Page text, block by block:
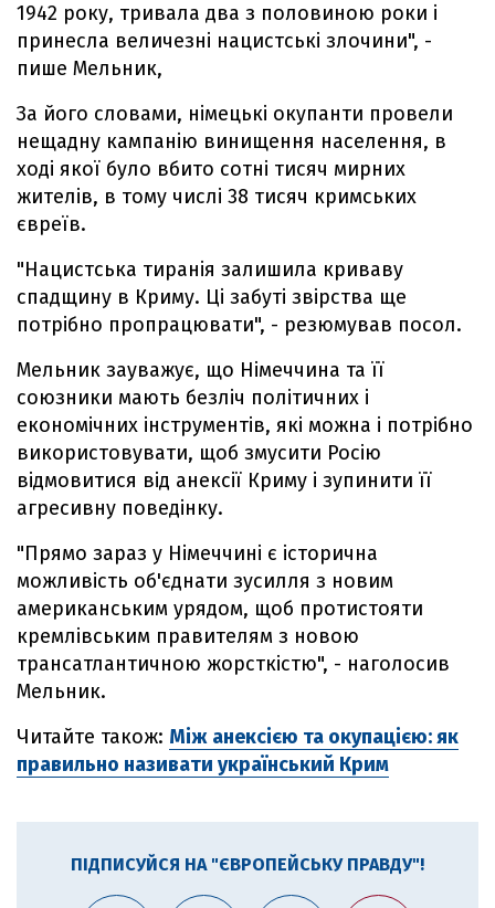
1942 року, тривала два з половиною роки і
принесла величезні нацистські злочини", -
пише Мельник,
За його словами, німецькі окупанти провели
нещадну кампанію винищення населення, в
ході якої було вбито сотні тисяч мирних
жителів, в тому числі 38 тисяч кримських
євреїв.
"Нацистська тиранія залишила криваву
спадщину в Криму. Ці забуті звірства ще
потрібно пропрацювати", - резюмував посол.
Мельник зауважує, що Німеччина та її
союзники мають безліч політичних і
економічних інструментів, які можна і потрібно
використовувати, щоб змусити Росію
відмовитися від анексії Криму і зупинити її
агресивну поведінку.
"Прямо зараз у Німеччині є історична
можливість об'єднати зусилля з новим
американським урядом, щоб протистояти
кремлівським правителям з новою
трансатлантичною жорсткістю", - наголосив
Мельник.
Читайте також: Між анексією та окупацією: як
правильно називати український Крим
ПІДПИСУЙСЯ НА "ЄВРОПЕЙСЬКУ ПРАВДУ"!